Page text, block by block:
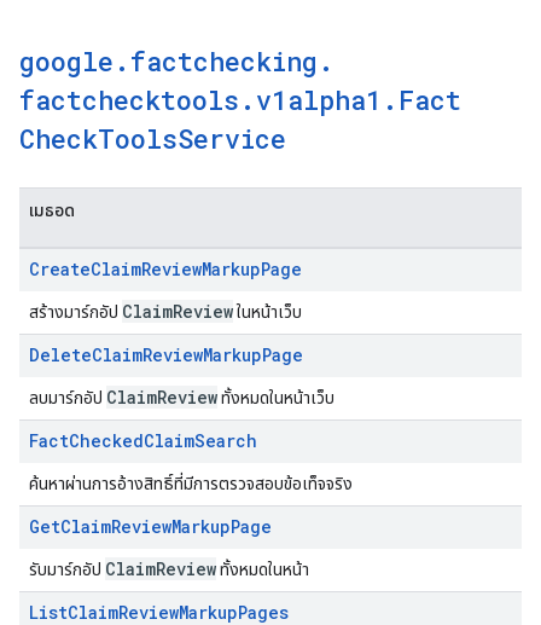
google . factchecking .
factchecktools . v1alpha1 . Fact
CheckToolsService
เมธอด
CreateClaimReviewMarkupPage
สร้างมาร์กอัป ClaimReviewในหน้าเว็บ
DeleteClaimReviewMarkupPage
ลบมาร์กอัป ClaimReviewทั้งหมดในหน้าเว็บ
FactCheckedClaimSearch
ค้นหาผ่านการอ้างสิทธิ์ที่มีการตรวจสอบข้อเท็จจริง
GetClaimReviewMarkupPage
รับมาร์กอัป ClaimReviewทั้งหมดในหน้า
ListClaimReviewMarkupPages